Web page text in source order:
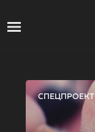
СПЕЦПРОЕКТ